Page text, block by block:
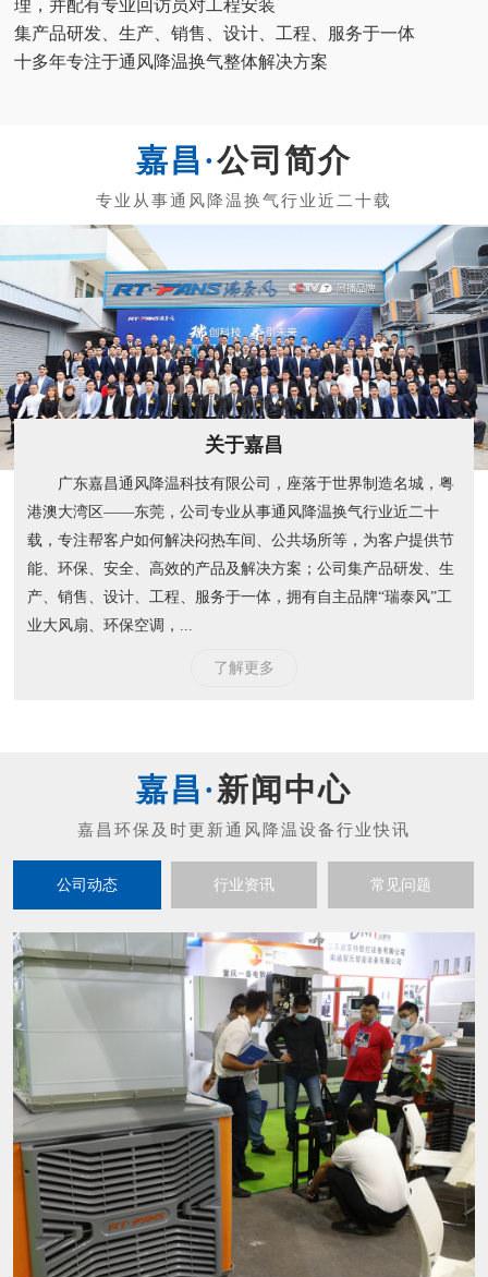
理，并配有专业回访员对工程安装
集产品研发、生产、销售、设计、工程、服务于一体
十多年专注于通风降温换气整体解决方案
公司简介
关于嘉昌
广东嘉昌通风降温科技有限公司，座落于世界制造名城，粤
港澳大湾区——东莞，公司专业从事通风降温换气行业近二十
载，专注帮客户如何解决闷热车间、公共场所等，为客户提供节
能、环保、安全、高效的产品及解决方案；公司集产品研发、生
产、销售、设计、工程、服务于一体，拥有自主品牌“瑞泰风”工
业大风扇、环保空调，...
了解更多
新闻中心
公司动态 行业资讯 常见问题